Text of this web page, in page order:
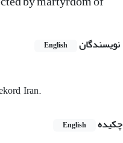
نویسندگان English
Iran.
چکیده
English